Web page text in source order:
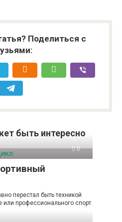
Поделиться с
быть интересно
0
перестал быть техникой
или профессионального спорт.